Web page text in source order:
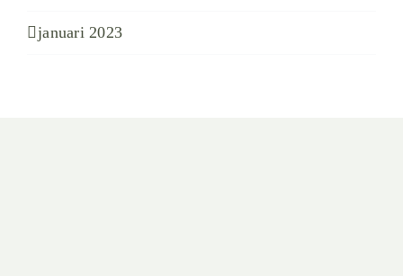
januari 2023